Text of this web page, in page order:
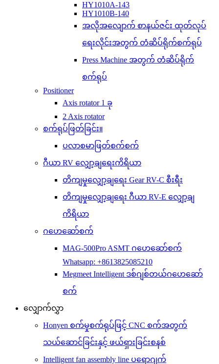
HY1010A-143
HY1010B-140
အလိုအလျောက် စာနယ်ဇင်း ထုတ်လုပ်
ရေးလိုင်းအတွက် တံဆိပ်ရိုက်စက်ရုပ်
Press Machine အတွက် တံဆိပ်ရိုက်
စက်ရုပ်
Positioner
Axis rotator 1 ခု
2 Axis rotator
စက်ရုပ်ဖြတ်ခြင်း။
ပလာစမာဖြတ်စက်စက်
ဂီယာ RV လျှော့ချရေးကိရိယာ
တိကျမှုလျှော့ချရေး Gear RV-C စီးရီး
တိကျမှုလျှော့ချရေး ဂီယာ RV-E လျှော့ချ
ကိရိယာ
ဂဟေဆော်စက်
MAG-500Pro ASMT ဂဟေဆော်စက်
Whatsapp: +8613825085210
Megmeet Intelligent ဒစ်ဂျစ်တယ်ဂဟေဆော်
စက်
လျှောက်လွှာ
Honyen စက်မှုစက်ရုပ်ဖြင့် CNC စက်အတွက်
သယ်ဆောင်ခြင်းနှင့် ဖယ်ရှားခြင်းစနစ်
Intelligent fan assembly line ပရောဂျက်